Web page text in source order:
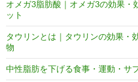
オメガ3脂肪酸｜オメガ3の効果・
ット
タウリンとは｜タウリンの効果・
物
中性脂肪を下げる食事・運動・サ